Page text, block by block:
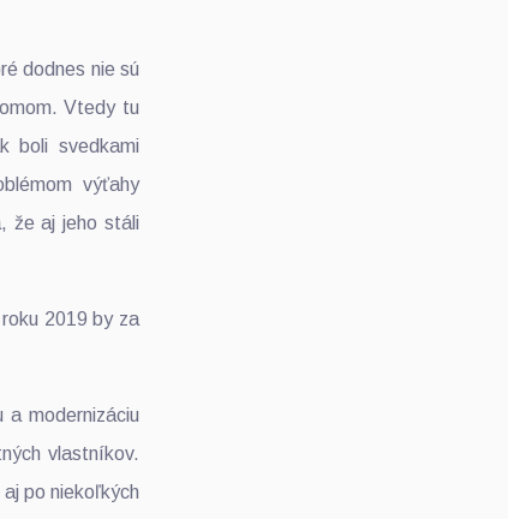
dodnes nie sú
Vtedy tu
boli svedkami
výťahy
že aj jeho stáli
2019 by za
modernizáciu
vlastníkov.
po niekoľkých